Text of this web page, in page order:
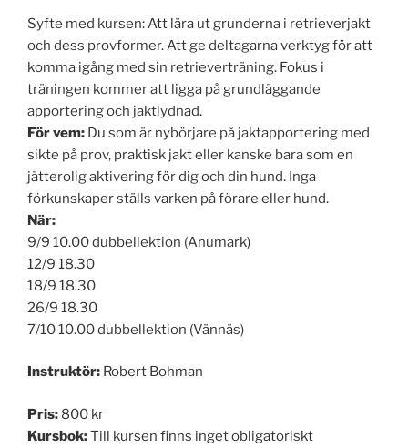
Syfte med kursen:Att lära ut grunderna i retrieverjakt
och dess provformer. Att ge deltagarna verktyg för att
komma igång med sin retrieverträning. Fokus i
träningen kommer att ligga på grundläggande
apportering och jaktlydnad.
För vem: Du som är nybörjare på jaktapportering med
sikte på prov, praktisk jakt eller kanske bara som en
jätterolig aktivering för dig och din hund. Inga
förkunskaper ställs varken på förare eller hund.
När:
9/9 10.00 dubbellektion (Anumark)
12/9 18.30
18/9 18.30
26/9 18.30
7/10 10.00 dubbellektion (Vännäs)
Instruktör: Robert Bohman
Pris: 800 kr
Kursbok:Till kursen finns inget obligatoriskt